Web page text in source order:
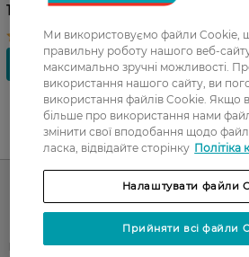
159,99 ГРН
UA RU
Каталог
Корейска косметика
Ми використовуємо файли Cookie,
правильну роботу нашого веб-
максимально зручні можливості.
використання нашого сайту, ви
використання файлів Cookie. Якщо
більше про використання нами
змінити свої вподобання щодо
ласка, відвідайте сторінку Політіка
Налаштувати файли
Прийняти всі файли